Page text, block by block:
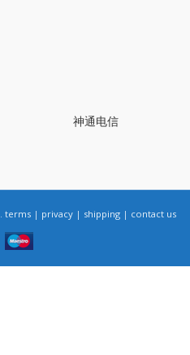
神通电信
terms | privacy | shipping | contact us